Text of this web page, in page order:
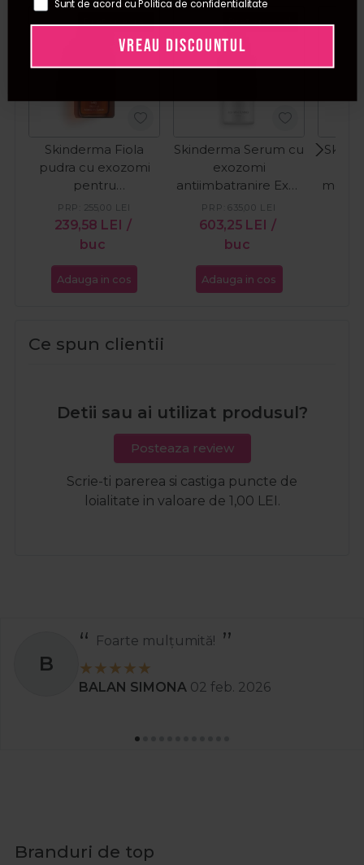
Pret special
Skinderma Fiola
pudra cu exozomi
pentru
hiperpigmentare
Exo-Whitening
1500UI
239,58 LEI /
buc
PRP: 255,00 LEI
Adauga in cos
Pret special
Skinderma Serum cu
exozomi
antiimbatranire Exo-
Ageless 30ml
603,25 LEI /
buc
PRP:635,00 LEI
Adauga in cos
Ce spun clientii
Detii sau ai utilizat produsul?
Posteaza review
Scrie-ti parerea si castiga puncte de
loialitate in valoare de 1,00 LEI.
B
Foarte mulțumită!
BALAN SIMONA 02 feb. 2026
Branduri de top
Sunt de acord cu Politica de confidentialitate
VREAU DISCOUNTUL